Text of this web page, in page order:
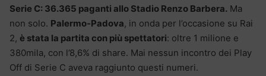
Serie C: 36.365 paganti allo Stadio Renzo Barbera. Ma
non solo. Palermo-Padova, in onda per l’occasione su Rai
2, è stata la partita con più spettatori: oltre 1 milione e
380mila, con l’8,6% di share. Mai nessun incontro dei Play
Off di Serie C aveva raggiunto questi numeri.